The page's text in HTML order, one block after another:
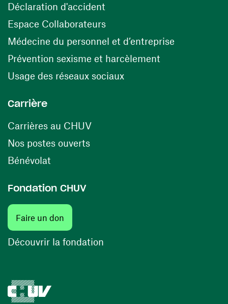
Déclaration d'accident
Espace Collaborateurs(ouvre une nouvelle fenêtre)
Médecine du personnel et d’entreprise
Prévention sexisme et harcèlement
Usage des réseaux sociaux(ouvre une nouvelle
Carrière
Carrières au CHUV(ouvre une nouvelle fenêtre)
Nos postes ouverts(ouvre une nouvelle fenêtre)
Bénévolat
Fondation CHUV
Faire un don
Découvrir la fondation